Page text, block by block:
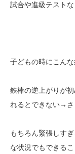
試合や進級テスト
子どもの時にこん
鉄棒の逆上がりが
れるとできない→さ
もちろん緊張しす
な状況でもできる